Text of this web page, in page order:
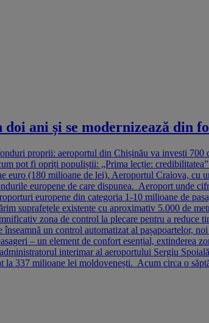
ani și se modernizează din
proprii: aeroportul din Chișinău va investi
pot fi opriți populiștii: „Prima lecție:
euro (180 milioane de lei). Aeroportul Craiova, cu
europene de care dispunea. Aeroport unde
europene din categoria 1-10 milioane de
suprafețele existente cu aproximativ 5.000 de
zona de control la plecare pentru a reduce
un control automatizat al pașapoartelor,
– un element de confort esențial, extinderea
interimar al aeroportului Sergiu
la 337 milioane lei moldovenești. Acum circa o